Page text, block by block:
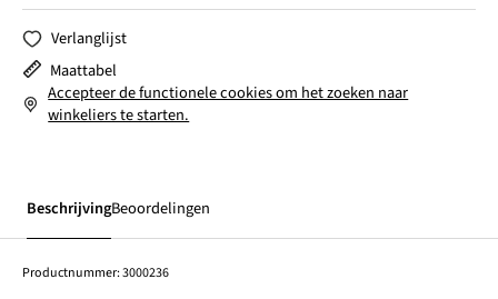
Verlanglijst
Maattabel
Accepteer de functionele cookies om het zoeken naar
winkeliers te starten.
BeschrijvingBeoordelingen
Productnummer:3000236